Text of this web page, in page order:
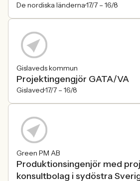
De nordiska länderna17/7 – 16/8
Gislaveds kommun
Projektingengjör GATA/VA
Gislaved17/7 – 16/8
Green PM AB
Produktionsingenjör med
konsultbolag i sydöstra